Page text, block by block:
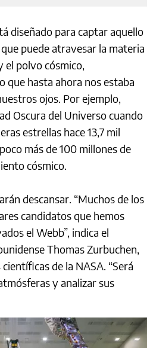
diseñado para captar aquello
puede atravesar la materia
el polvo cósmico,
que hasta ahora nos estaba
ojos. Por ejemplo,
Oscura del Universo cuando
estrellas hace 13,7 mil
más de 100 millones de
cósmico.
descansar. “Muchos de los
candidatos que hemos
el Webb”, indica el
Thomas Zurbuchen,
de la NASA. “Será
y analizar sus